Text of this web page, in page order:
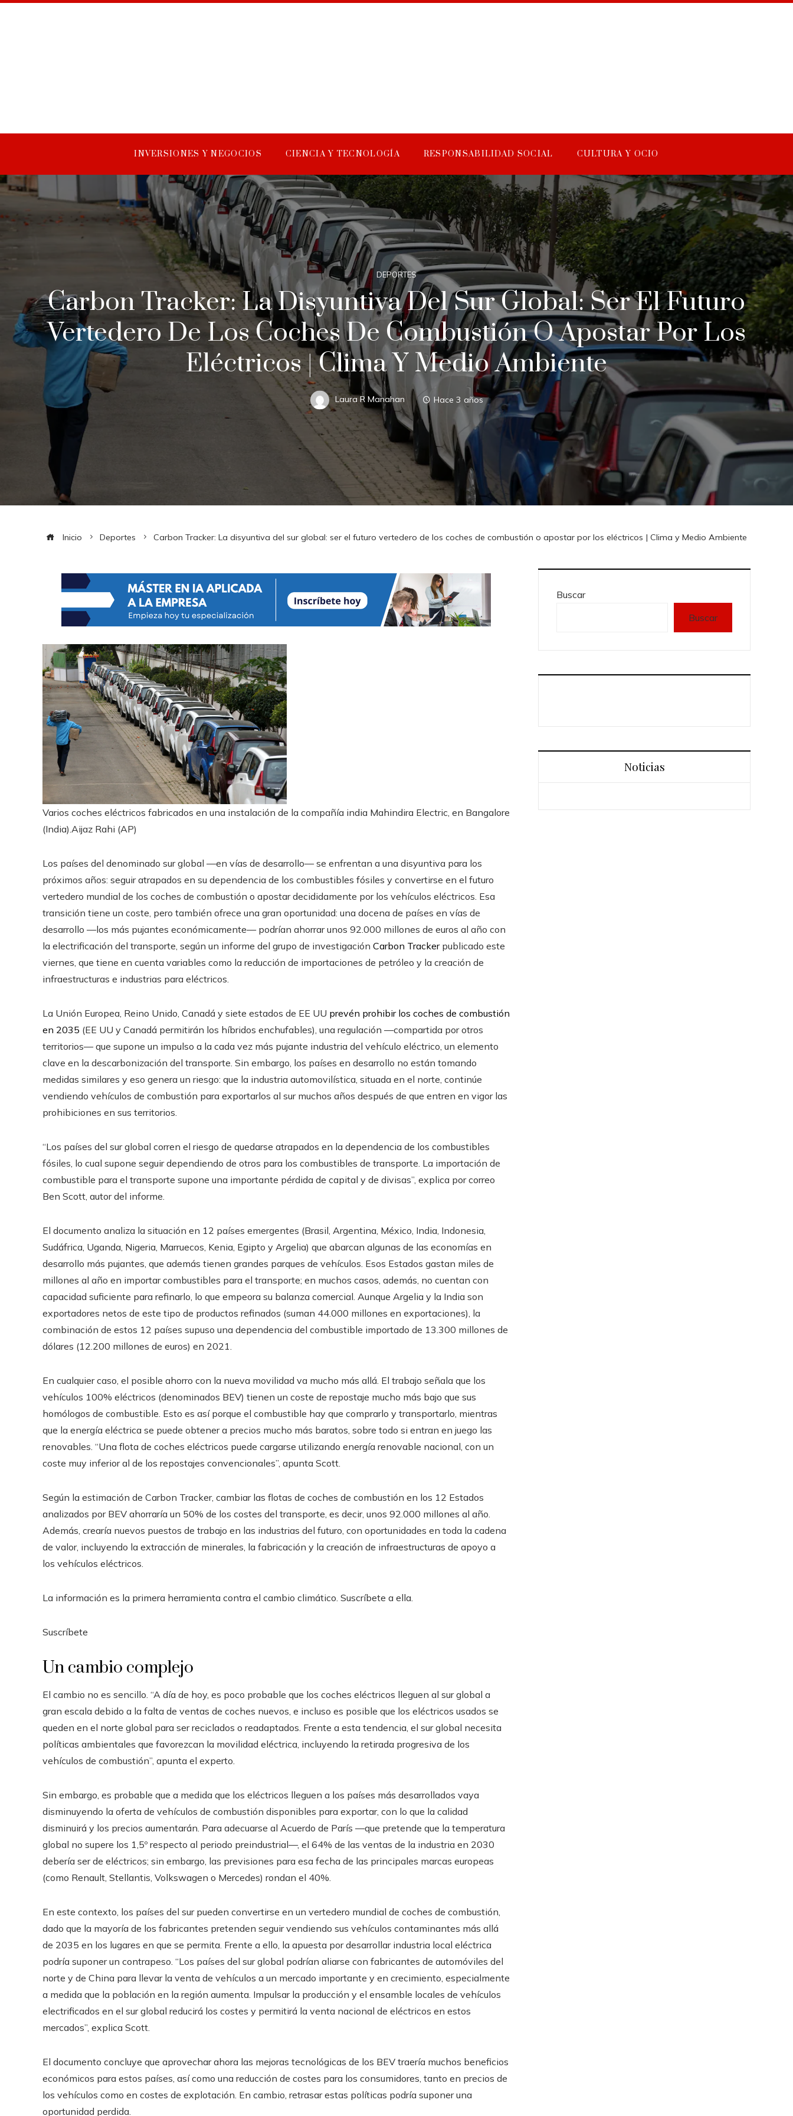
INVERSIONES Y NEGOCIOS CIENCIA Y TECNOLOGÍA RESPONSABILIDAD SOCIAL CULTURA Y OCIO
DEPORTES
Carbon Tracker: La Disyuntiva Del Sur Global: Ser El Futuro
Vertedero De Los Coches De Combustión O Apostar Por Los
Eléctricos | Clima Y Medio Ambiente
Laura R Manahan Hace 3 años
Inicio Deportes Carbon Tracker: La disyuntiva del sur global: ser el futuro vertedero de los coches de combustión o apostar por los eléctricos | Clima y Medio Ambiente
Varios coches eléctricos fabricados en una instalación de la compañía india Mahindira Electric, en Bangalore
(India). Aijaz Rahi (AP)
Los países del denominado sur global —en vías de desarrollo— se enfrentan a una disyuntiva para los
próximos años: seguir atrapados en su dependencia de los combustibles fósiles y convertirse en el futuro
vertedero mundial de los coches de combustión o apostar decididamente por los vehículos eléctricos. Esa
transición tiene un coste, pero también ofrece una gran oportunidad: una docena de países en vías de
desarrollo —los más pujantes económicamente— podrían ahorrar unos 92.000 millones de euros al año con
la electrificación del transporte, según un informe del grupo de investigación Carbon Trackerpublicado este
viernes, que tiene en cuenta variables como la reducción de importaciones de petróleo y la creación de
infraestructuras e industrias para eléctricos.
La Unión Europea, Reino Unido, Canadá y siete estados de EE UU prevén prohibir los coches de combustión
en 2035 (EE UU y Canadá permitirán los híbridos enchufables), una regulación —compartida por otros
territorios— que supone un impulso a la cada vez más pujante industria del vehículo eléctrico, un elemento
clave en la descarbonización del transporte. Sin embargo, los países en desarrollo no están tomando
medidas similares y eso genera un riesgo: que la industria automovilística, situada en el norte, continúe
vendiendo vehículos de combustión para exportarlos al sur muchos años después de que entren en vigor las
prohibiciones en sus territorios.
“Los países del sur global corren el riesgo de quedarse atrapados en la dependencia de los combustibles
fósiles, lo cual supone seguir dependiendo de otros para los combustibles de transporte. La importación de
combustible para el transporte supone una importante pérdida de capital y de divisas”, explica por correo
Ben Scott, autor del informe.
El documento analiza la situación en 12 países emergentes (Brasil, Argentina, México, India, Indonesia,
Sudáfrica, Uganda, Nigeria, Marruecos, Kenia, Egipto y Argelia) que abarcan algunas de las economías en
desarrollo más pujantes, que además tienen grandes parques de vehículos. Esos Estados gastan miles de
millones al año en importar combustibles para el transporte; en muchos casos, además, no cuentan con
capacidad suficiente para refinarlo, lo que empeora su balanza comercial. Aunque Argelia y la India son
exportadores netos de este tipo de productos refinados (suman 44.000 millones en exportaciones), la
combinación de estos 12 países supuso una dependencia del combustible importado de 13.300 millones de
dólares (12.200 millones de euros) en 2021.
En cualquier caso, el posible ahorro con la nueva movilidad va mucho más allá. El trabajo señala que los
vehículos 100% eléctricos (denominados BEV) tienen un coste de repostaje mucho más bajo que sus
homólogos de combustible. Esto es así porque el combustible hay que comprarlo y transportarlo, mientras
que la energía eléctrica se puede obtener a precios mucho más baratos, sobre todo si entran en juego las
renovables. “Una flota de coches eléctricos puede cargarse utilizando energía renovable nacional, con un
coste muy inferior al de los repostajes convencionales”, apunta Scott.
Según la estimación de Carbon Tracker, cambiar las flotas de coches de combustión en los 12 Estados
analizados por BEV ahorraría un 50% de los costes del transporte, es decir, unos 92.000 millones al año.
Además, crearía nuevos puestos de trabajo en las industrias del futuro, con oportunidades en toda la cadena
de valor, incluyendo la extracción de minerales, la fabricación y la creación de infraestructuras de apoyo a
los vehículos eléctricos.
La información es la primera herramienta contra el cambio climático. Suscríbete a ella.
Suscríbete
Un cambio complejo
El cambio no es sencillo. “A día de hoy, es poco probable que los coches eléctricos lleguen al sur global a
gran escala debido a la falta de ventas de coches nuevos, e incluso es posible que los eléctricos usados se
queden en el norte global para ser reciclados o readaptados. Frente a esta tendencia, el sur global necesita
políticas ambientales que favorezcan la movilidad eléctrica, incluyendo la retirada progresiva de los
vehículos de combustión”, apunta el experto.
Sin embargo, es probable que a medida que los eléctricos lleguen a los países más desarrollados vaya
disminuyendo la oferta de vehículos de combustión disponibles para exportar, con lo que la calidad
disminuirá y los precios aumentarán. Para adecuarse al Acuerdo de París —que pretende que la temperatura
global no supere los 1,5º respecto al periodo preindustrial—, el 64% de las ventas de la industria en 2030
debería ser de eléctricos; sin embargo, las previsiones para esa fecha de las principales marcas europeas
(como Renault, Stellantis, Volkswagen o Mercedes) rondan el 40%.
En este contexto, los países del sur pueden convertirse en un vertedero mundial de coches de combustión,
dado que la mayoría de los fabricantes pretenden seguir vendiendo sus vehículos contaminantes más allá
de 2035 en los lugares en que se permita. Frente a ello, la apuesta por desarrollar industria local eléctrica
podría suponer un contrapeso. “Los países del sur global podrían aliarse con fabricantes de automóviles del
norte y de China para llevar la venta de vehículos a un mercado importante y en crecimiento, especialmente
a medida que la población en la región aumenta. Impulsar la producción y el ensamble locales de vehículos
electrificados en el sur global reducirá los costes y permitirá la venta nacional de eléctricos en estos
mercados”, explica Scott.
El documento concluye que aprovechar ahora las mejoras tecnológicas de los BEV traería muchos beneficios
económicos para estos países, así como una reducción de costes para los consumidores, tanto en precios de
los vehículos como en costes de explotación. En cambio, retrasar estas políticas podría suponer una
oportunidad perdida.
Buscar
Buscar
Noticias